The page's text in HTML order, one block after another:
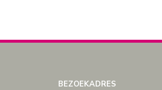
BEZOEKADRES